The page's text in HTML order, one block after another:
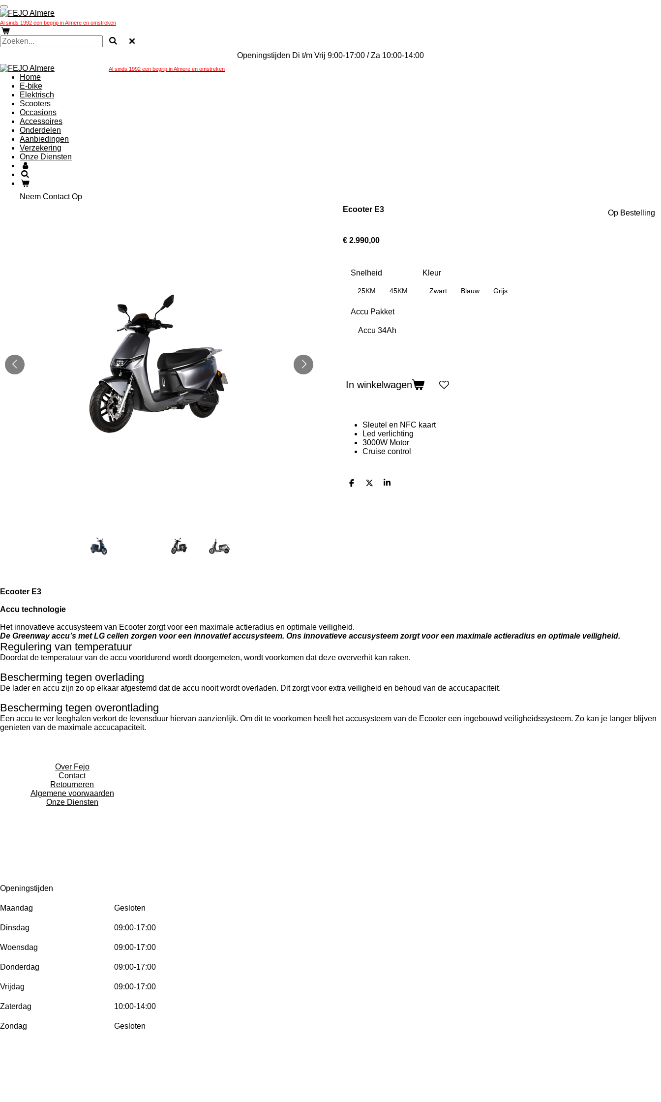
Ga
direct
naar
de
hoofdinhoud
Al sinds 1992 een begrip in Almere en omstreken
Openingstijden Di t/m Vrij 9:00-17:00 / Za 10:00-14:00
Al sinds 1992 een begrip in Almere en omstreken
Home
E-bike
Elektrisch
Scooters
Occasions
Accessoires
Onderdelen
Aanbiedingen
Verzekering
Onze Diensten
Neem Contact Op
Ecooter E3
Op Bestelling
€ 2.990,00
Snelheid
25KM 45KM
Kleur
Zwart Blauw Grijs
Accu Pakket
In winkelwagen
Sleutel en NFC kaart
Led verlichting
3000W Motor
Cruise control
D
D
S
Ecooter E3
Accu technologie
Het innovatieve accusysteem van Ecooter zorgt voor een maximale actieradius en optimale veiligheid.
De Greenway accu’s met LG cellen zorgen voor een innovatief accusysteem. Ons innovatieve accusysteem zorgt voor een maximale actieradius en optimale veiligheid.
Regulering van temperatuur
Doordat de temperatuur van de accu voortdurend wordt doorgemeten, wordt voorkomen dat deze oververhit kan raken.
Bescherming tegen overlading
De lader en accu zijn zo op elkaar afgestemd dat de accu nooit wordt overladen. Dit zorgt voor extra veiligheid en behoud van de accucapaciteit.
Bescherming tegen overontlading
Een accu te ver leeghalen verkort de levensduur hiervan aanzienlijk. Om dit te voorkomen heeft het accusysteem van de Ecooter een ingebouwd veiligheidssysteem. Zo kan je langer blijven
genieten van de maximale accucapaciteit.
Over Fejo
Contact
Retourneren
Algemene voorwaarden
Onze Diensten
Openingstijden
Maandag Gesloten
Dinsdag 09:00-17:00
Woensdag 09:00-17:00
Donderdag 09:00-17:00
Vrijdag 09:00-17:00
Zaterdag 10:00-14:00
Zondag Gesloten